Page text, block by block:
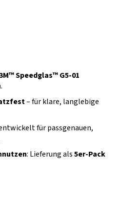
Speedglas™ G5-01
– für klare, langlebige
für passgenauen,
: Lieferung als5er-Pack